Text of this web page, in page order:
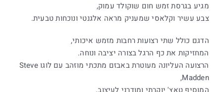
מגיע בגרסת זמש חום שוקולד עמוק,
צבע עשיר וקלאסי שמעניק מראה אלגנטי ונוכחות טבעית.
הדגם כולל שתי רצועות רחבות מזמש איכותי,
המחזיקות את כף הרגל בצורה יציבה ונוחה.
הרצועה העליונה מעוטרת באבזם מתכתי מוזהב עם לוגו Steve
Madden,